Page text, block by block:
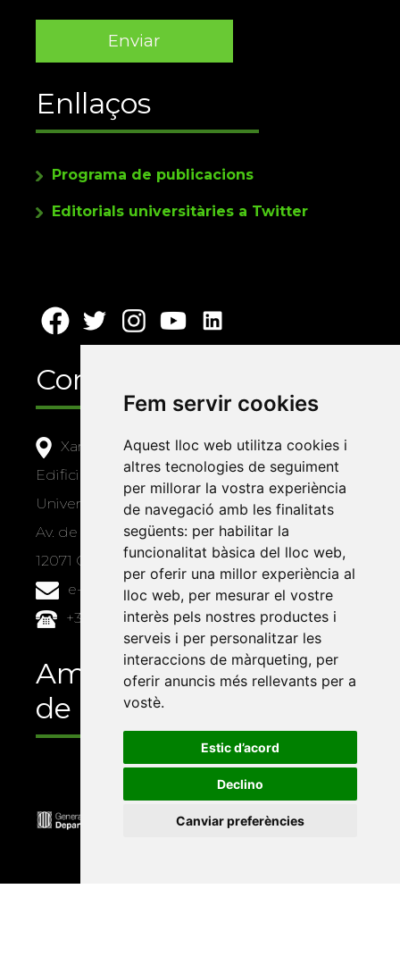
Fem servir cookies
Aquest lloc web utilitza cookies i
altres tecnologies de seguiment
per millorar la vostra experiència
de navegació amb les finalitats
següents: per habilitar la
funcionalitat bàsica del lloc web,
per oferir una millor experiència al
lloc web, per mesurar el vostre
interès pels nostres productes i
serveis i per personalitzar les
interaccions de màrqueting, per
oferir anuncis més rellevants per a
vostè.
Estic d’acord
Declino
Canviar preferències
Enllaços
Programa de publicacions
Editorials universitàries a Twitter
Contacte
Xarxa Vives d'Universitats
Edifici Àgora
Universitat Jaume I, local 10
Av. de Vicent Sos Baynat, s/n
12071 Castelló de la Plana
e-buc@vives.org
+34 964 72 89 93
Amb el suport
de